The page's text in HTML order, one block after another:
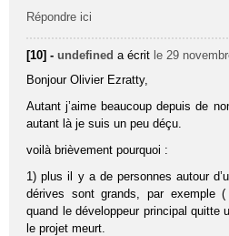
Répondre ici
[10] -undefined a écrit le 29
Bonjour Olivier Ezratty,
Autant j’aime beaucoup depuis de
autant là je suis un peu déçu.
voilà brièvement pourquoi :
1) plus il y a de personnes autour
dérives sont grands, par exemple
quand le développeur principal quitte
le projet meurt.